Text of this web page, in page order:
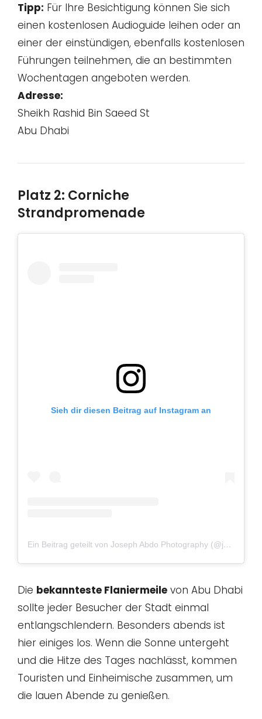
Tipp: Für Ihre Besichtigung können Sie sich
einen kostenlosen Audioguide leihen oder an
einer der einstündigen, ebenfalls kostenlosen
Führungen teilnehmen, die an bestimmten
Wochentagen angeboten werden.
Adresse:
Sheikh Rashid Bin Saeed St
Abu Dhabi
Platz 2: Corniche
Strandpromenade
Sieh dir diesen Beitrag auf Instagram an
Ein Beitrag geteilt von Joseph Abdo Photography (@josephabdophotography)
Die bekannteste Flaniermeile von Abu Dhabi
sollte jeder Besucher der Stadt einmal
entlangschlendern. Besonders abends ist
hier einiges los. Wenn die Sonne untergeht
und die Hitze des Tages nachlässt, kommen
Touristen und Einheimische zusammen, um
die lauen Abende zu genießen.